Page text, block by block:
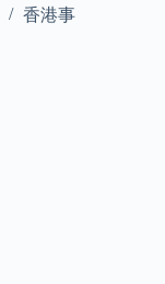
香港事